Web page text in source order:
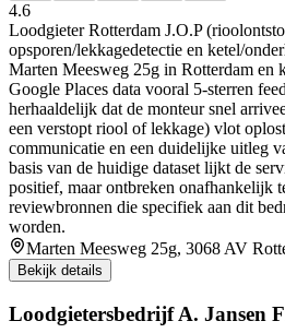
4.6
Loodgieter Rotterdam J.O.P
opsporen/lekkagedetectie en ketel/
Marten Meesweg 25g in Rotterdam en
Google Places data vooral 5-sterren
herhaaldelijk dat de monteur snel
een verstopt riool of lekkage) vlot
communicatie en een duidelijke uitleg
basis van de huidige dataset lijkt de
positief, maar ontbreken onafhankelijk
reviewbronnen die specifiek aan dit
worden.
Marten Meesweg 25g, 3068 AV
Bekijk details
Loodgietersbedrijf A. Jansen